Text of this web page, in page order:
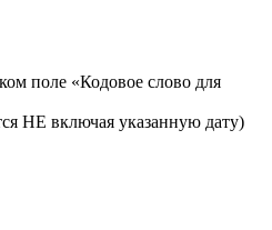
поле «Кодовое слово для
НЕ включая указанную дату)